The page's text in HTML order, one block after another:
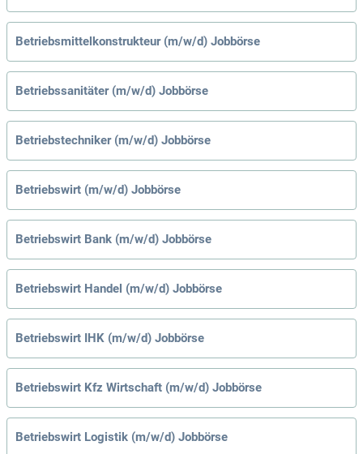
Betriebsmittelkonstrukteur (m/w/d) Jobbörse
Betriebssanitäter (m/w/d) Jobbörse
Betriebstechniker (m/w/d) Jobbörse
Betriebswirt (m/w/d) Jobbörse
Betriebswirt Bank (m/w/d) Jobbörse
Betriebswirt Handel (m/w/d) Jobbörse
Betriebswirt IHK (m/w/d) Jobbörse
Betriebswirt Kfz Wirtschaft (m/w/d) Jobbörse
Betriebswirt Logistik (m/w/d) Jobbörse